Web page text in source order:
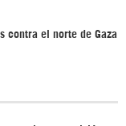
contra el norte de Gaza